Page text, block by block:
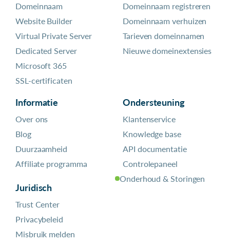
Domeinnaam
Website Builder
Virtual Private Server
Dedicated Server
Microsoft 365
SSL-certificaten
Domeinnaam registreren
Domeinnaam verhuizen
Tarieven domeinnamen
Nieuwe domeinextensies
Informatie
Over ons
Blog
Duurzaamheid
Affiliate programma
Juridisch
Trust Center
Privacybeleid
Misbruik melden
Ondersteuning
Klantenservice
Knowledge base
API documentatie
Controlepaneel
Onderhoud & Storingen